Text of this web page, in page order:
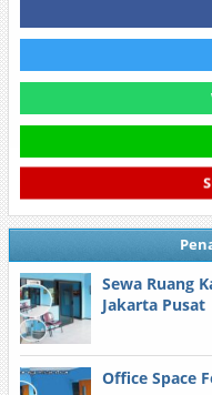
Sewa Ruang
Jakarta Pusat
Office Space